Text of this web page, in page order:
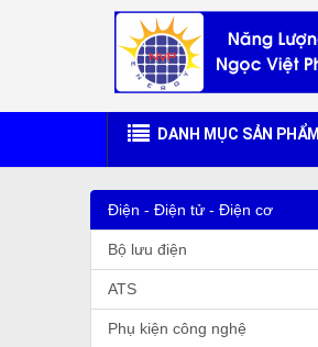
DANH MỤC SẢN PHẨM
Điện - Điện tử - Điện cơ
Bộ lưu điện
ATS
Phụ kiện công nghệ